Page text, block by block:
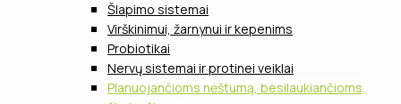
Šlapimo sistemai
Virškinimui, žarnynui ir kepenims
Probiotikai
Nervų sistemai ir protinei veiklai
Planuojančioms nėštumą, besilaukiančioms,